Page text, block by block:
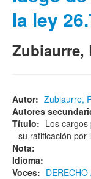
la ley
Zubiaurre,
Autor: Zubiaurre,
Autores
Título: Los
su ratificación por
Nota:
Idioma:
Voces: